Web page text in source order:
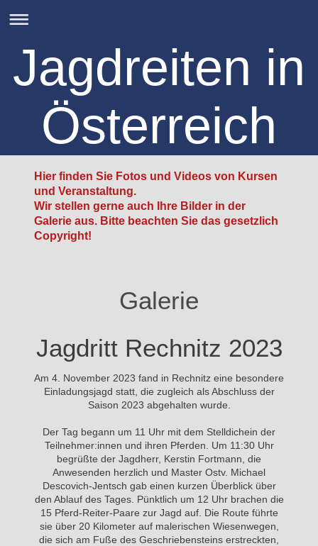
Jagdreiten in
Österreich
Hier finden Sie Fotos und Videos von Kursen
und Veranstaltung.
Wir stellen gerne auch Ihre Bilder in der
Galerie aus. Bitte beachten Sie das gesetzlich
Copyright!
Galerie
Jagdritt Rechnitz 2023
Am 4. November 2023 fand in Rechnitz eine besondere
Einladungsjagd statt, die zugleich als Abschluss der
Saison 2023 abgehalten wurde.
Der Tag begann um 11 Uhr mit dem Stelldichein der
Teilnehmer:innen und ihren Pferden. Um 11:30 Uhr
begrüßte der Jagdherr, Kerstin Fortmann, die
Anwesenden herzlich und Master Ostv. Michael
Descovich-Jentsch gab einen kurzen Überblick über
den Ablauf des Tages. Pünktlich um 12 Uhr brachen die
15 Pferd-Reiter-Paare zur Jagd auf. Die Route führte
sie über 20 Kilometer auf malerischen Wiesenwegen,
die sich am Fuße des Geschriebensteins erstreckten,